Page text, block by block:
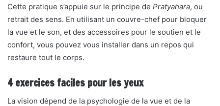
Cette pratique s’appuie sur le principe de Pratyahara, ou
retrait des sens. En utilisant un couvre-chef pour bloquer
la vue et le son, et des accessoires pour le soutien et le
confort, vous pouvez vous installer dans un repos qui
restaure tout le corps.
4 exercices faciles pour les yeux
La vision dépend de la psychologie de la vue et de la